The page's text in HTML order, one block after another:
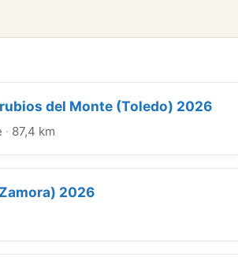
del Monte (Toledo) 2026
· 87,4 km
2026